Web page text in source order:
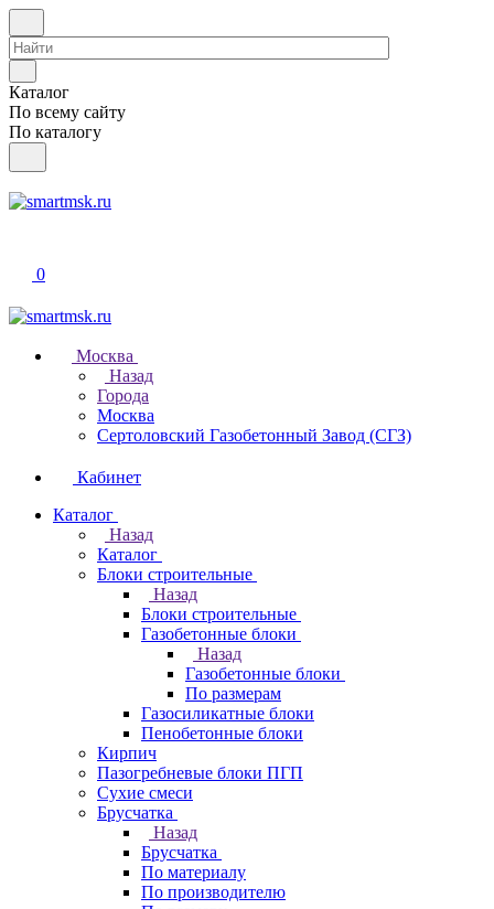
Каталог
По всему сайту
По каталогу
0
Москва
Назад
Города
Москва
Сертоловский Газобетонный Завод (СГЗ)
Кабинет
Каталог
Назад
Каталог
Блоки строительные
Назад
Блоки строительные
Газобетонные блоки
Назад
Газобетонные блоки
По размерам
Газосиликатные блоки
Пенобетонные блоки
Кирпич
Пазогребневые блоки ПГП
Сухие смеси
Брусчатка
Назад
Брусчатка
По материалу
По производителю